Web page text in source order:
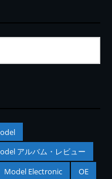
アルバム・レビュー
Model Electronic
OE